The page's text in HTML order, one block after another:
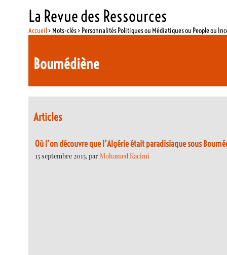
La Revue des Ressources
Accueil> Mots-clés > Personnalités Politiques ou Médiatiques ou People ou
Boumédiène
Articles
Où l’on découvre que l’Algérie était paradisiaque sous
15 septembre 2015, parMohamed Kacimi